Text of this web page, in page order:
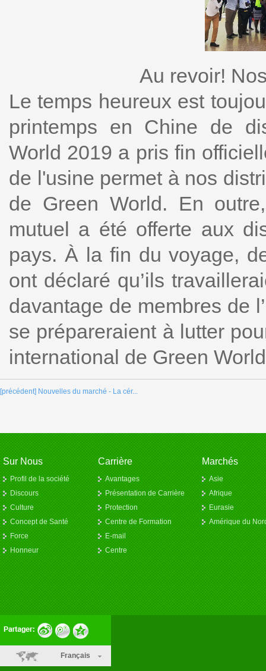
Au revoir!
Le temps heureux est
printemps en Chine de
World 2019 a pris fin
de l'usine permet à nos
de Green World. En
mutuel a été offerte aux
pays. À la fin du voyage,
ont déclaré qu’ils
davantage de membres de
se prépareraient à lutter
international de Green
[précédent] Nouvelles du marché - La cér...
Sur Nous
Profil de la société
Discours
Culture
Concept de Santé
Force
Honneur
Carrière
Avantages
Présentation de Carrière
Protection
Centre de Formation
E-mail
Centre
Marchés
Asie
Afrique
Eurasie
Amérique du
Français